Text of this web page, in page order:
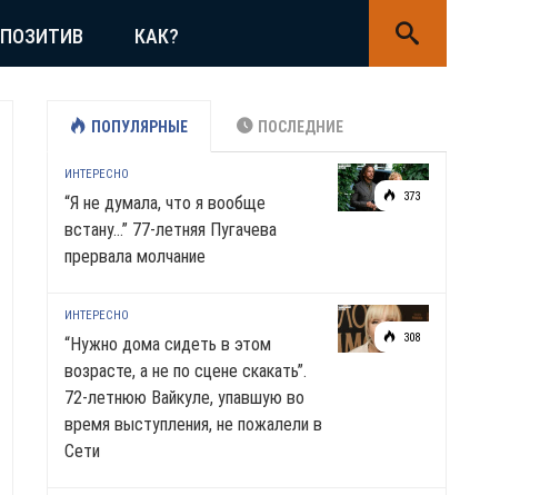
ПОЗИТИВ КАК?
ПОПУЛЯРНЫЕ ПОСЛЕДНИЕ
373
ИНТЕРЕСНО
“Я не думала, что я вообще
встану…” 77-летняя Пугачева
прервала молчание
308
ИНТЕРЕСНО
“Нужно дома сидеть в этом
возрасте, а не по сцене скакать”.
72-летнюю Вайкуле, упавшую во
время выступления, не пожалели в
Сети